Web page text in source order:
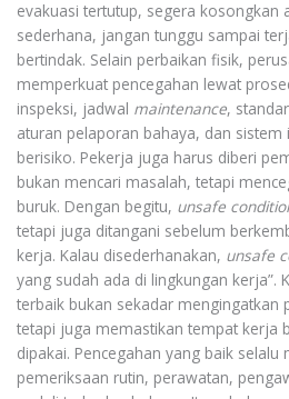
evakuasi tertutup, segera kosongkan
sederhana, jangan tunggu sampai
bertindak. Selain perbaikan fisik,
memperkuat pencegahan lewat
inspeksi, jadwal maintenance,
aturan pelaporan bahaya, dan sistem
berisiko. Pekerja juga harus diberi
bukan mencari masalah, tetapi
buruk. Dengan begitu, unsafe
tetapi juga ditangani sebelum
kerja. Kalau disederhanakan, unsafe
yang sudah ada di lingkungan kerja”.
terbaik bukan sekadar mengingatkan
tetapi juga memastikan tempat kerja
dipakai. Pencegahan yang baik selalu
pemeriksaan rutin, perawatan,